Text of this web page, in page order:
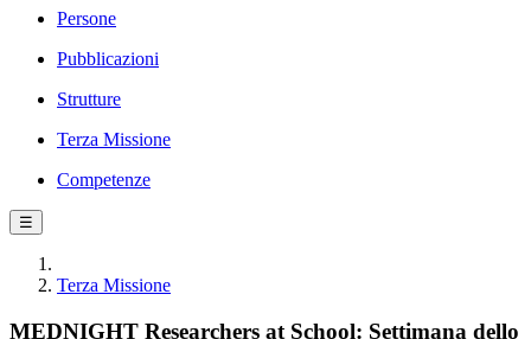
Persone
Pubblicazioni
Strutture
Terza Missione
Competenze
☰
Terza Missione
MEDNIGHT Researchers at School: Settimana dello